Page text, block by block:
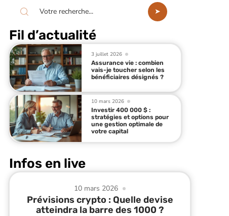
Fil d’actualité
3 juillet 2026
Assurance vie : combien
vais-je toucher selon les
bénéficiaires désignés ?
10 mars 2026
Investir 400 000 $ :
stratégies et options pour
une gestion optimale de
votre capital
Infos en live
10 mars 2026
Prévisions crypto : Quelle devise
atteindra la barre des 1000 ?